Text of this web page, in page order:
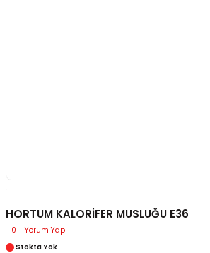
HORTUM KALORİFER MUSLUĞU E36
0 - Yorum Yap
Stokta Yok